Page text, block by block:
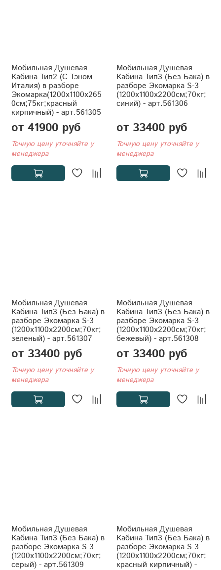
Мобильная Душевая
Кабина Тип2 (С Тэном
Италия) в разборе
Экомарка(1200x1100x265
0см;75кг;красный
кирпичный) - арт.561305
от 41900 руб
Точную цену уточняйте у
менеджера
Мобильная Душевая
Кабина Тип3 (Без Бака) в
разборе Экомарка S-3
(1200x1100x2200см;70кг;
синий) - арт.561306
от 33400 руб
Точную цену уточняйте у
менеджера
Мобильная Душевая
Кабина Тип3 (Без Бака) в
разборе Экомарка S-3
(1200x1100x2200см;70кг;
зеленый) - арт.561307
от 33400 руб
Точную цену уточняйте у
менеджера
Мобильная Душевая
Кабина Тип3 (Без Бака) в
разборе Экомарка S-3
(1200x1100x2200см;70кг;
бежевый) - арт.561308
от 33400 руб
Точную цену уточняйте у
менеджера
Мобильная Душевая
Кабина Тип3 (Без Бака) в
разборе Экомарка S-3
(1200x1100x2200см;70кг;
серый) - арт.561309
Мобильная Душевая
Кабина Тип3 (Без Бака) в
разборе Экомарка S-3
(1200x1100x2200см;70кг;
красный кирпичный) -